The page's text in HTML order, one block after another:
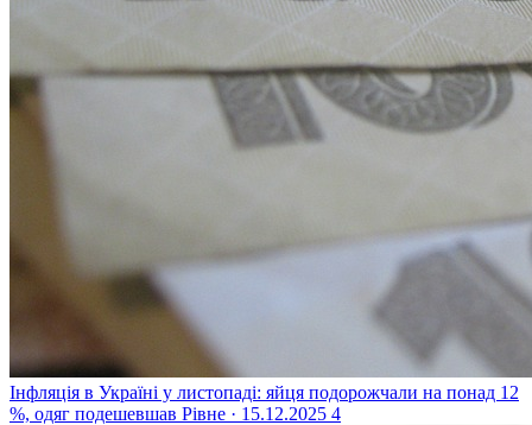
Інфляція в Україні у листопаді: яйця подорожчали на понад 12
%, одяг подешевшав Рівне · 15.12.2025 4